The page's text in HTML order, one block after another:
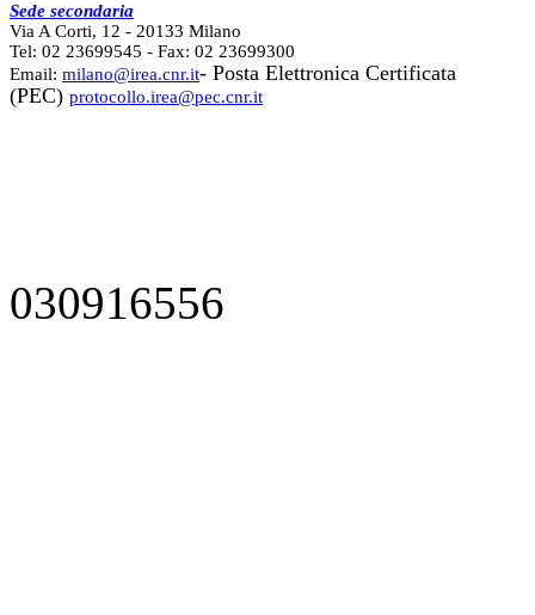
Sede secondaria
Via A Corti, 12 - 20133 Milano
Tel: 02 23699545 - Fax: 02 23699300
Email: milano@irea.cnr.it- Posta Elettronica Certificata
(PEC) protocollo.irea@pec.cnr.it
030916556